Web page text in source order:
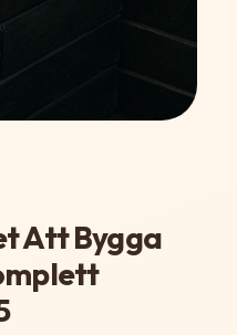
Att Bygga